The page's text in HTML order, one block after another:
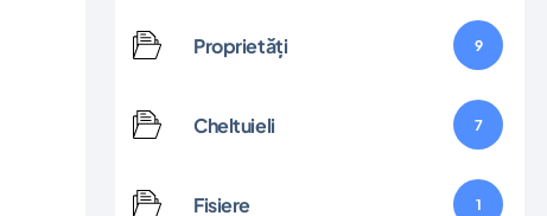
Proprietăți 9
Cheltuieli 7
Fisiere 1